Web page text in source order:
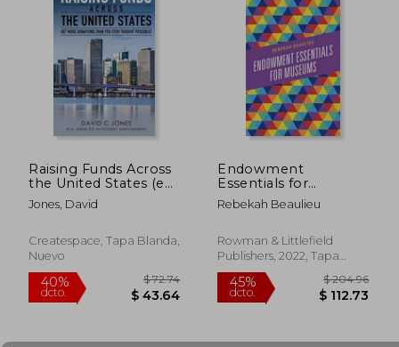
dcto. $ 129.68 dcto.
Raising Funds Across
the United States (en
Inglés)
Jones, David
Createspace, Tapa Blanda,
Nuevo
Endowment
Essentials for
Museums (American
Association for State
Inglés)
Rebekah Beaulieu
Rowman & Littlefield
Publishers, 2022, Tapa
Dura, Nuevo